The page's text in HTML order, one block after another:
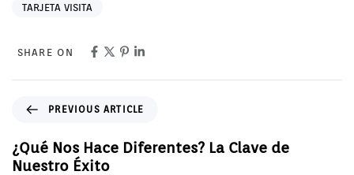
TARJETA VISITA
SHARE ON
PREVIOUS ARTICLE
¿Qué Nos Hace Diferentes? La Clave de
Nuestro Éxito